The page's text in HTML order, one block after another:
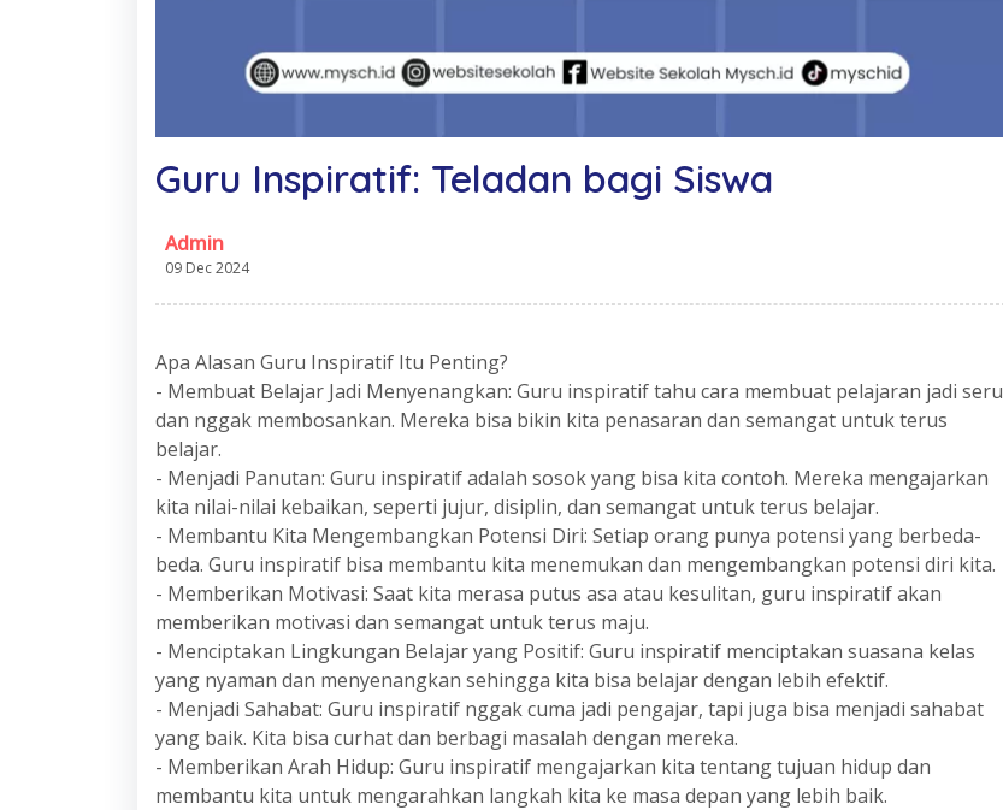
Guru Inspiratif: Teladan bagi Siswa
Admin
09 Dec 2024
Apa Alasan Guru Inspiratif Itu Penting?
- Membuat Belajar Jadi Menyenangkan: Guru inspiratif tahu cara membuat pelajaran jadi seru
dan nggak membosankan. Mereka bisa bikin kita penasaran dan semangat untuk terus
belajar.
- Menjadi Panutan: Guru inspiratif adalah sosok yang bisa kita contoh. Mereka mengajarkan
kita nilai-nilai kebaikan, seperti jujur, disiplin, dan semangat untuk terus belajar.
- Membantu Kita Mengembangkan Potensi Diri: Setiap orang punya potensi yang berbeda-
beda. Guru inspiratif bisa membantu kita menemukan dan mengembangkan potensi diri kita.
- Memberikan Motivasi: Saat kita merasa putus asa atau kesulitan, guru inspiratif akan
memberikan motivasi dan semangat untuk terus maju.
- Menciptakan Lingkungan Belajar yang Positif: Guru inspiratif menciptakan suasana kelas
yang nyaman dan menyenangkan sehingga kita bisa belajar dengan lebih efektif.
- Menjadi Sahabat: Guru inspiratif nggak cuma jadi pengajar, tapi juga bisa menjadi sahabat
yang baik. Kita bisa curhat dan berbagi masalah dengan mereka.
- Memberikan Arah Hidup: Guru inspiratif mengajarkan kita tentang tujuan hidup dan
membantu kita untuk mengarahkan langkah kita ke masa depan yang lebih baik.